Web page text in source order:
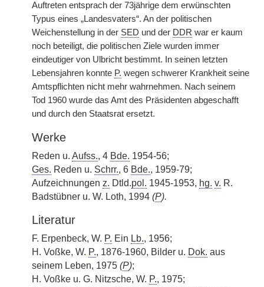
Auftreten entsprach der 73jährige dem erwünschten
Typus eines „Landesvaters“. An der politischen
Weichenstellung in der SED und der DDR war er kaum
noch beteiligt, die politischen Ziele wurden immer
eindeutiger von Ulbricht bestimmt. In seinen letzten
Lebensjahren konnte P. wegen schwerer Krankheit seine
Amtspflichten nicht mehr wahrnehmen. Nach seinem
Tod 1960 wurde das Amt des Präsidenten abgeschafft
und durch den Staatsrat ersetzt.
Werke
Reden u. Aufss., 4 Bde. 1954-56;
Ges. Reden u. Schrr., 6 Bde., 1959-79;
Aufzeichnungen z. Dtld.pol. 1945-1953, hg. v. R.
Badstübner u. W. Loth, 1994 (P).
Literatur
F. Erpenbeck, W. P. Ein Lb., 1956;
H. Voßke, W. P., 1876-1960, Bilder u. Dok. aus
seinem Leben, 1975 (P);
H. Voßke u. G. Nitzsche, W. P., 1975;